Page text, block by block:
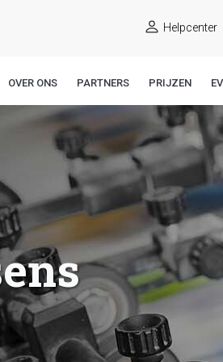
Helpcenter
OVER ONS PARTNERS PRIJZEN